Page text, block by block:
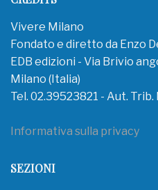
Vivere Milano
Fondato e diretto da Enzo
EDB edizioni - Via Brivio
Milano (Italia)
Tel. 02.39523821 - Aut.
Informativa sulla privacy
SEZIONI